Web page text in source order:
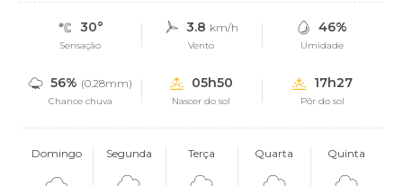
30°
Sensação
3.8 km/h
Vento
46%
Umidade
56% (0.28mm)
Chance chuva
05h50
Nascer do sol
17h27
Pôr do sol
Domingo Segunda Terça Quarta Quinta